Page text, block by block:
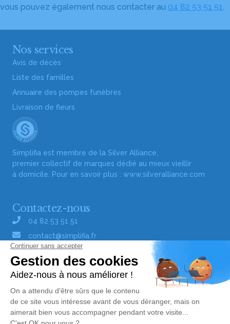
vous pouvez également nous contacter au 04 82 53 51 51.
Nos services
Avis de décès
Liste des familles
Annuaire des pompes funèbres
Livraison de fleurs
Simplifia est membre de la Silver Alliance,
premier collectif de marques dédié au mieux vieillir
à domicile. Pour en savoir plus : www.silveralliance.com
Contactez-nous
04 82 53 51 51
contact@simplifia.fr
Réseaux sociaux
Liens utiles